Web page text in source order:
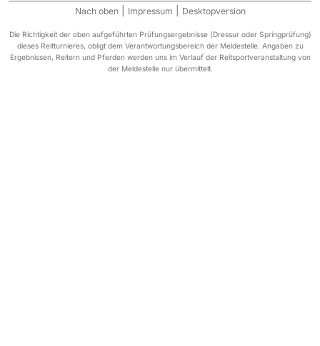
Nach oben Impressum Desktopversion
Die Richtigkeit der oben aufgeführten Prüfungsergebnisse (Dressur oder Springprüfung)
dieses Reitturnieres, obligt dem Verantwortungsbereich der Meldestelle. Angaben zu
Ergebnissen, Reitern und Pferden werden uns im Verlauf der Reitsportveranstaltung von
der Meldestelle nur übermittelt.